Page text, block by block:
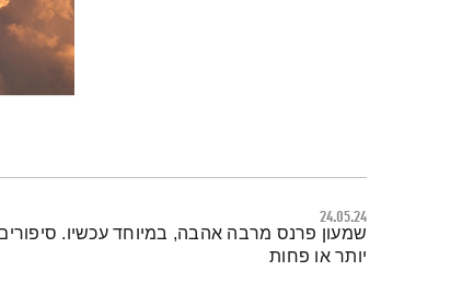
24.05.24
תמצית הפודקאסט
שמעון פרנס מרבה אהבה, במיוחד עכשיו.
יותר או פחות